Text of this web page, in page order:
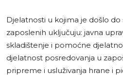
Djelatnosti u kojima je došlo do
zaposlenih uključuju: javna
skladištenje i pomoćne
djelatnost posredovanja u
pripreme i usluživanja hrane i